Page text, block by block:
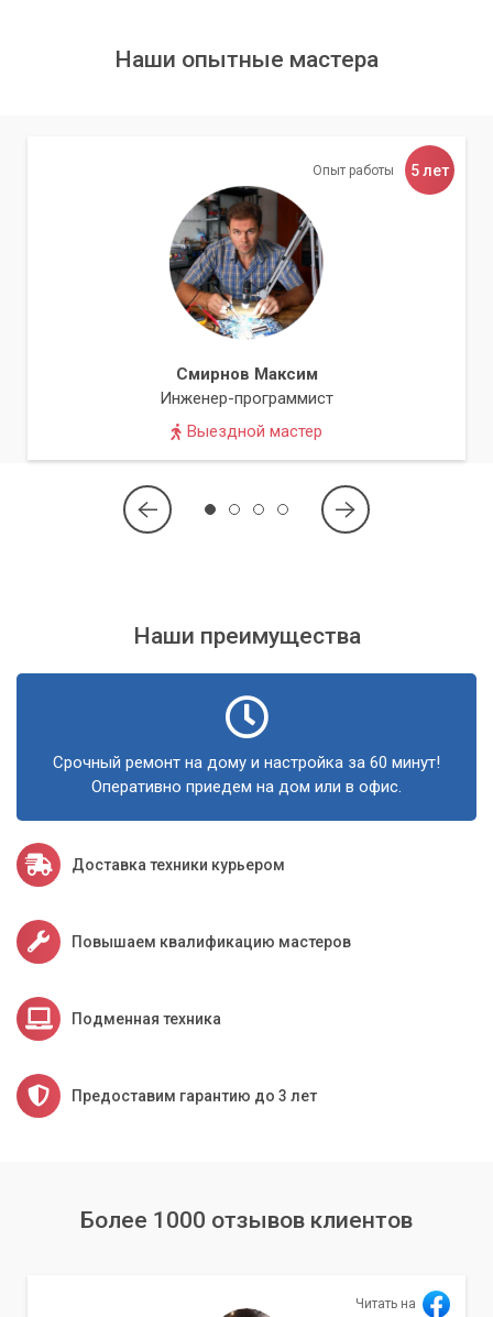
Мы понимаем, насколько критично для бизнеса иметь
минимизировать простой, обеспечивая
максимальную эффективность вашей работы
С нами ваша работа с облачными хранилищами станет
быстрой, надежной и продуктивной.
Наши опытные мастера
Опыт работы 5 лет
Смирнов Максим
Инженер-программист
Выездной мастер
Наши преимущества
Срочный ремонт на дому и настройка за 60 минут!
Оперативно приедем на дом или в офис.
Доставка техники курьером
Повышаем квалификацию мастеров
Подменная техника
Предоставим гарантию до 3 лет
Более 1000 отзывов клиентов
Читать на